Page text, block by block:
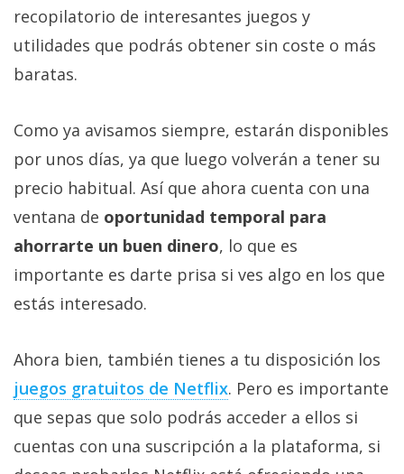
recopilatorio de interesantes juegos y
utilidades que podrás obtener sin coste o más
baratas.
Como ya avisamos siempre, estarán disponibles
por unos días, ya que luego volverán a tener su
precio habitual. Así que ahora cuenta con una
ventana de oportunidad temporal para
ahorrarte un buen dinero, lo que es
importante es darte prisa si ves algo en los que
estás interesado.
Ahora bien, también tienes a tu disposición los
juegos gratuitos de Netflix‎. Pero es importante
que sepas que solo podrás acceder a ellos si
cuentas con una suscripción a la plataforma, si